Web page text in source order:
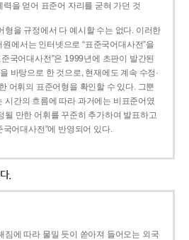
을 얻어 표준어 자리를 굳혀 가던 것
형을 규정에서 다 예시할 수는 없다. 이러한
에서는 인터넷으로 “표준국어대사전”을
국어대사전”은 1999년에 초판이 발간된
바탕으로 한 것으로, 현재에도 계속 수정·
어휘의 표준어형을 확인할 수 있다. 그뿐
시간의 흐름에 따라 과거에는 비표준어였
될 만한 어휘를 꾸준히 추가하여 발표하고
국어대사전”에 반영되어 있다.
.
짐에 따라 물밀 듯이 쏟아져 들어오는 외국